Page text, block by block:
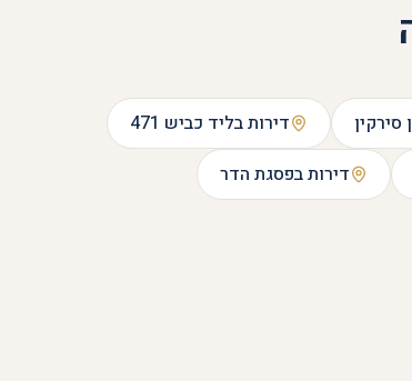
סירקין דירות בליד כביש 471
דירות בפסגת הדר